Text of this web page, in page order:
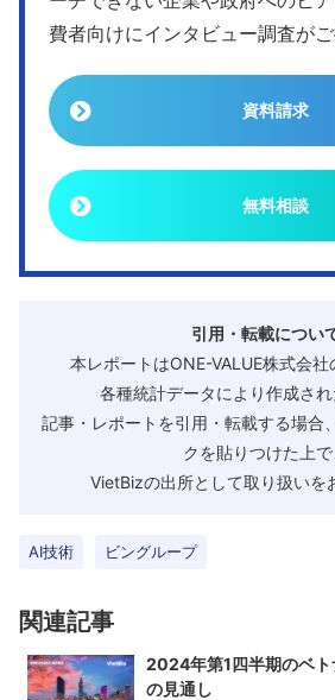
費者向けにインタビュー調査がご
資料請求
無料相談
引用・転載につい
本レポートはONE-VALUE株式会
各種統計データにより作成され
記事・レポートを引用・転載する場合
クを貼りつけた上で
VietBizの出所として取り扱いを
AI技術 ビングループ
関連記事
2024年第1四半期のベト
の見通し